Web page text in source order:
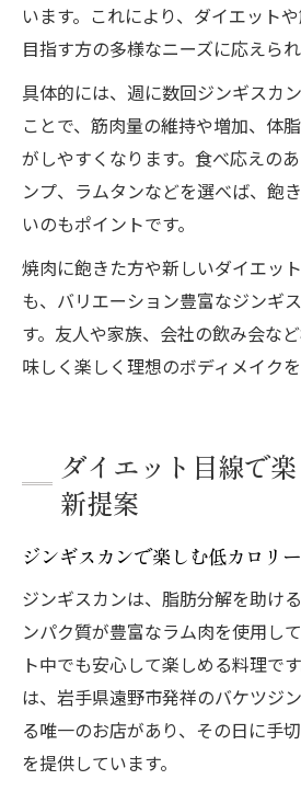
います。これにより、ダイエット
目指す方の多様なニーズに応えられ
具体的には、週に数回ジンギスカ
ことで、筋肉量の維持や増加、体
がしやすくなります。食べ応えの
ンプ、ラムタンなどを選べば、飽
いのもポイントです。
焼肉に飽きた方や新しいダイエッ
も、バリエーション豊富なジンギ
す。友人や家族、会社の飲み会な
味しく楽しく理想のボディメイクを
ダイエット目線で
新提案
ジンギスカンで楽しむ低カロリ
ジンギスカンは、脂肪分解を助け
ンパク質が豊富なラム肉を使用し
ト中でも安心して楽しめる料理で
は、岩手県遠野市発祥のバケツジ
る唯一のお店があり、その日に手
を提供しています。